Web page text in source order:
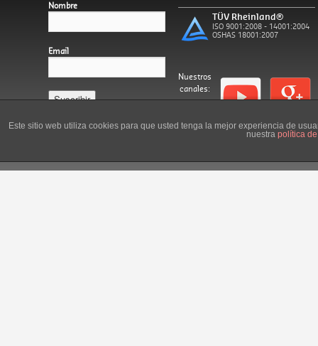
Nombre
Email
TÜV Rheinland®
ISO 9001:2008 - 14001:2004
OSHAS 18001:2007
Nuestros
canales:
Este sitio web utiliza cookies para que usted tenga la mejor experiencia de
nuestra política
Català